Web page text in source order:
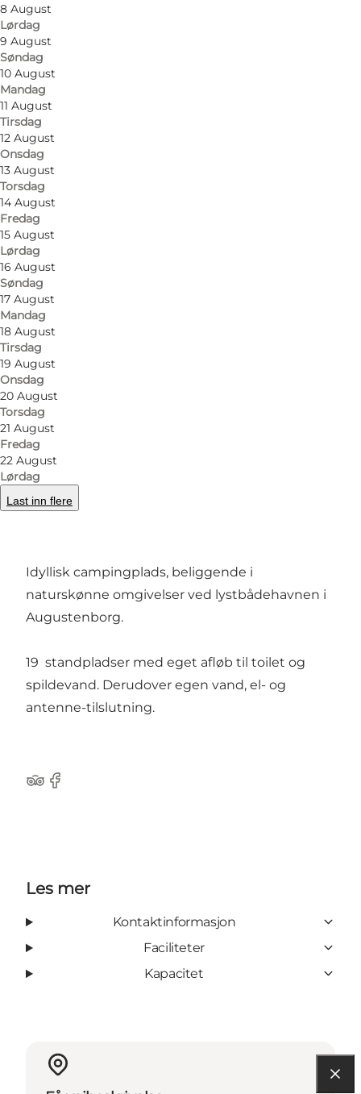
8 August
Lørdag
9 August
Søndag
10 August
Mandag
11 August
Tirsdag
12 August
Onsdag
13 August
Torsdag
14 August
Fredag
15 August
Lørdag
16 August
Søndag
17 August
Mandag
18 August
Tirsdag
19 August
Onsdag
20 August
Torsdag
21 August
Fredag
22 August
Lørdag
Last inn flere
Bilde :
Idyllisk campingplads, beliggende i
naturskønne omgivelser ved lystbådehavnen i
Augustenborg.
19 standpladser med eget afløb til toilet og
spildevand. Derudover egen vand, el- og
antenne-tilslutning.
Tripadvisor
Facebook
Les mer
Kontaktinformasjon
Faciliteter
Kapacitet